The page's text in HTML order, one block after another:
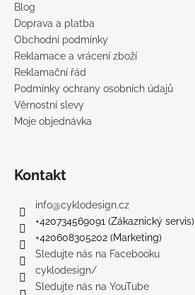
Blog
Doprava a platba
Obchodní podmínky
Reklamace a vrácení zboží
Reklamační řád
Podmínky ochrany osobních údajů
Věrnostní slevy
Moje objednávka
Kontakt
info@cyklodesign.cz
+420734569091 (Zákaznický servis)
+420608305202 (Marketing)
Sledujte nás na Facebooku
cyklodesign/
Sledujte nás na YouTube